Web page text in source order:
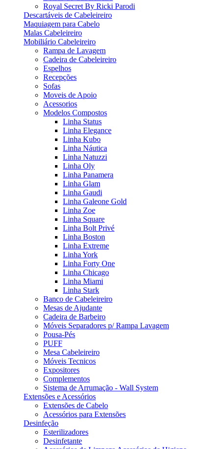
Royal Secret By Ricki Parodi
Descartáveis de Cabeleireiro
Maquiagem para Cabelo
Malas Cabeleireiro
Mobiliário Cabeleireiro
Rampa de Lavagem
Cadeira de Cabeleireiro
Espelhos
Recepções
Sofas
Moveis de Apoio
Acessorios
Modelos Compostos
Linha Status
Linha Elegance
Linha Kubo
Linha Náutica
Linha Natuzzi
Linha Oly
Linha Panamera
Linha Glam
Linha Gaudi
Linha Galeone Gold
Linha Zoe
Linha Square
Linha Bolt Privé
Linha Boston
Linha Extreme
Linha York
Linha Forty One
Linha Chicago
Linha Miami
Linha Stark
Banco de Cabeleireiro
Mesas de Ajudante
Cadeira de Barbeiro
Móveis Separadores p/ Rampa Lavagem
Pousa-Pés
PUFF
Mesa Cabeleireiro
Móveis Tecnicos
Expositores
Complementos
Sistema de Arrumação - Wall System
Extensões e Acessórios
Extensões de Cabelo
Acessórios para Extensões
Desinfeção
Esterilizadores
Desinfetante